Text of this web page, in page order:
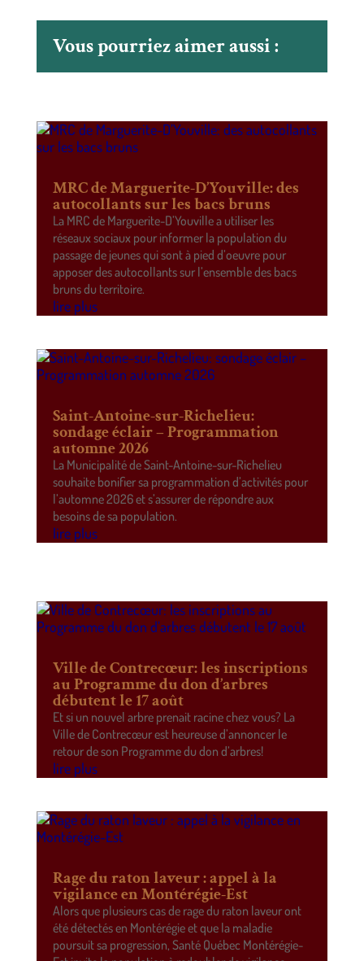
Vous pourriez aimer aussi :
MRC de Marguerite-D’Youville: des
autocollants sur les bacs bruns
La MRC de Marguerite-D’Youville a utiliser les
réseaux sociaux pour informer la population du
passage de jeunes qui sont à pied d’oeuvre pour
apposer des autocollants sur l’ensemble des bacs
bruns du territoire.
lire plus
Saint-Antoine-sur-Richelieu:
sondage éclair – Programmation
automne 2026
La Municipalité de Saint-Antoine-sur-Richelieu
souhaite bonifier sa programmation d’activités pour
l’automne 2026 et s’assurer de répondre aux
besoins de sa population.
lire plus
Ville de Contrecœur: les inscriptions
au Programme du don d’arbres
débutent le 17 août
Et si un nouvel arbre prenait racine chez vous? La
Ville de Contrecœur est heureuse d’annoncer le
retour de son Programme du don d’arbres!
lire plus
Rage du raton laveur : appel à la
vigilance en Montérégie-Est
Alors que plusieurs cas de rage du raton laveur ont
été détectés en Montérégie et que la maladie
poursuit sa progression, Santé Québec Montérégie-